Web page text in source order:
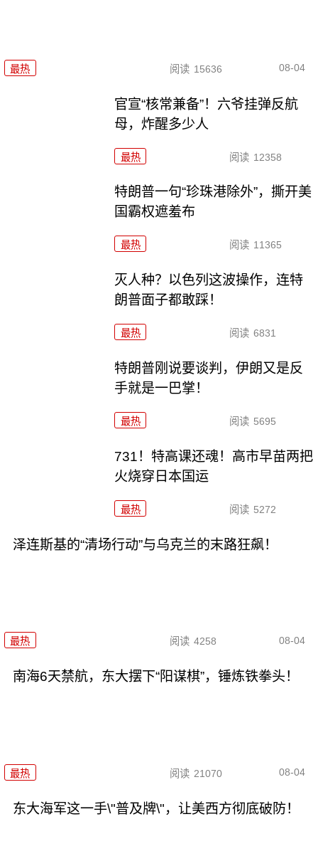
最热 阅读 15636 08-04
官宣“核常兼备”！六爷挂弹反航
母，炸醒多少人
最热 阅读 12358
特朗普一句“珍珠港除外”，撕开美
国霸权遮羞布
最热 阅读 11365
灭人种？以色列这波操作，连特
朗普面子都敢踩！
最热 阅读 6831
特朗普刚说要谈判，伊朗又是反
手就是一巴掌！
最热 阅读 5695
731！特高课还魂！高市早苗两把
火烧穿日本国运
最热 阅读 5272
泽连斯基的“清场行动”与乌克兰的末路狂飙！
最热 阅读 4258 08-04
南海6天禁航，东大摆下“阳谋棋”，锤炼铁拳头！
最热 阅读 21070 08-04
东大海军这一手\"普及牌\"，让美西方彻底破防！